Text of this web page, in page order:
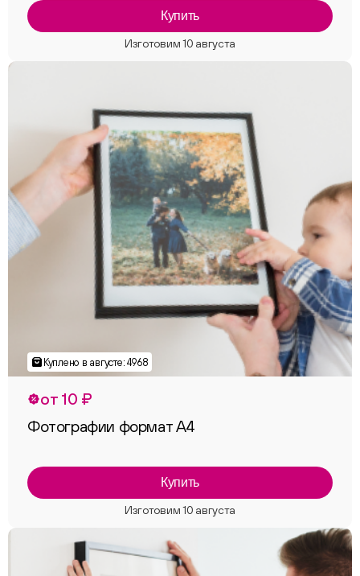
Купить
от 10 ₽
Фотографии формат А4
Купить